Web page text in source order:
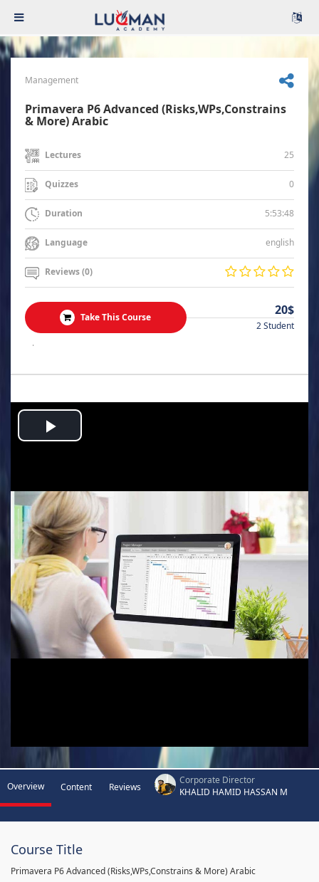
Management
Primavera P6 Advanced (Risks,WPs,Constrains
& More) Arabic
Lectures 25
Quizzes 0
Duration 5:53:48
Language english
Reviews (0)
Take This Course 20$
2 Student
.
Play
Overview Content Reviews
Corporate Director
KHALID HAMID HASSAN M
Course Title
Primavera P6 Advanced (Risks,WPs,Constrains & More) Arabic